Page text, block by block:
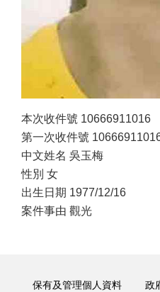
本次收件號 10666911016
第一次收件號
中文姓名 吳玉梅
性別 女
出生日期 1977/12/16
案件事由 觀光
保有及管理個人資料 政